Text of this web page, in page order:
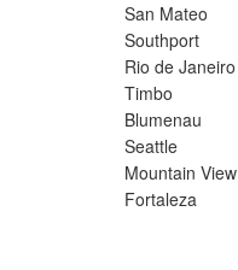
San Mateo
Southport
Rio de Janeiro
Timbo
Blumenau
Seattle
Mountain View
Fortaleza